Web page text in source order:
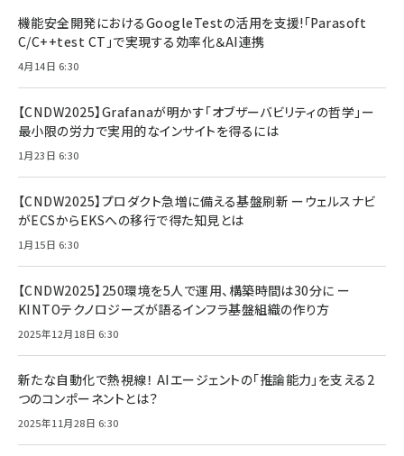
機能安全開発におけるGoogleTestの活用を支援!「Parasoft
C/C++test CT」で実現する効率化＆AI連携
4月14日 6:30
【CNDW2025】Grafanaが明かす「オブザーバビリティの哲学」ー
最小限の労力で実用的なインサイトを得るには
1月23日 6:30
【CNDW2025】プロダクト急増に備える基盤刷新 ーウェルスナビ
がECSからEKSへの移行で得た知見とは
1月15日 6:30
【CNDW2025】250環境を5人で運用、構築時間は30分に ー
KINTOテクノロジーズが語るインフラ基盤組織の作り方
2025年12月18日 6:30
新たな自動化で熱視線！ AIエージェントの「推論能力」を支える2
つのコンポーネントとは？
2025年11月28日 6:30